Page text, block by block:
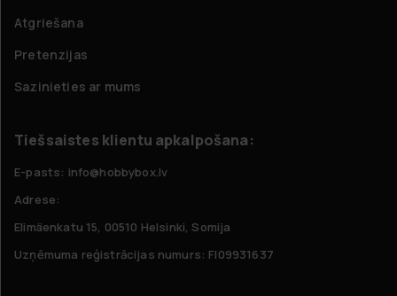
Atgriešana
Pretenzijas
Sazinieties ar mums
Tiešsaistes klientu apkalpošana:
E-pasts: info@hobbybox.lv
Adrese:
Elimäenkatu 15, 00510 Helsinki, Somija
Uzņēmuma reģistrācijas numurs: FI09931637